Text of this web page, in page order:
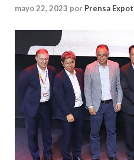
mayo 22, 2023 por Prensa